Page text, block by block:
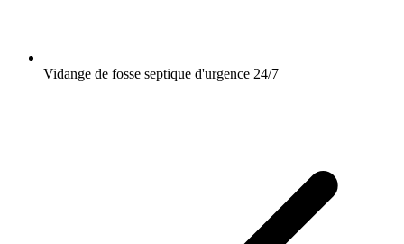
Vidange de fosse septique d'urgence 24/7